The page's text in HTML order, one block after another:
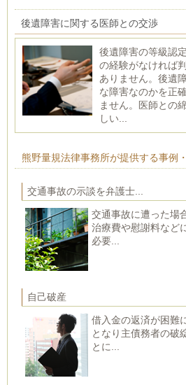
後遺障害に関する医師との交渉
後遺障害の等級認
の経験がなければ
ありません。後遺
な障害なのかを正
ません。医師との
しい...
熊野量規法律事務所が提供する事例
交通事故の示談を弁護士...
交通事故に遭った場
治療費や慰謝料など
必要...
自己破産
借入金の返済が困難
となり主債務者の破
とに...